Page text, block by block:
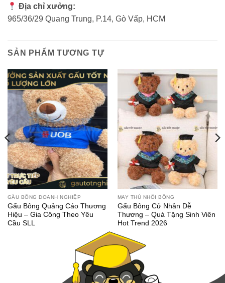
Địa chỉ xưởng:
965/36/29 Quang Trung, P.14, Gò Vấp, HCM
SẢN PHẨM TƯƠNG TỰ
GẤU BÔNG DOANH NGHIỆP
Gấu Bông Quảng Cáo Thương
Hiệu – Gia Công Theo Yêu
Cầu SLL
MAY THÚ NHỒI BÔNG
Gấu Bông Cử Nhân Dễ
Thương – Quà Tặng Sinh Viên
Hot Trend 2026